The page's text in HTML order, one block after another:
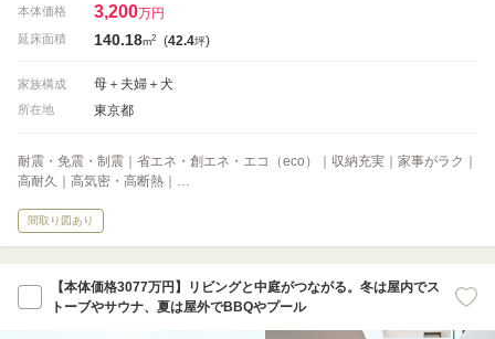
本体価格 3,200万円
延床面積 140.18m2 (42.4坪)
家族構成 母＋夫婦＋犬
所在地 東京都
耐震・免震・制震｜省エネ・創エネ・エコ（eco）｜収納充実｜家事がラク｜
高耐久｜高気密・高断熱｜…
間取り図あり
【本体価格3077万円】リビングと中庭がつながる。冬は屋内でス
トーブやサウナ、夏は屋外でBBQやプール